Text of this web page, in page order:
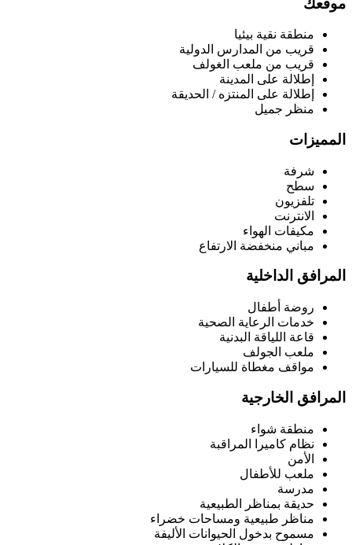
منطقة نقية بيئيا
قريب من المدارس الدولية
قريب من ملعب الغولف
إطلالة على المدينة
إطلالة على المنتزه / الحديقة
منظر جميل
المميزات
شرفة
سطح
تلفزيون
الانترنت
مكيفات الهواء
مباني منخفضة الارتفاع
المرافق الداخلية
روضة أطفال
خدمات الرعاية الصحية
قاعة اللياقة البدنية
ملعب الجولف
مواقف مغطاة للسيارات
المرافق الخارجية
منطقة شواء
نظام كاميرا المراقبة
الأمن
ملعب للأطفال
مدرسة
حديقة بمناظر الطبيعية
مناظر طبيعية ومساحات خضراء
مسموح بدخول الحيوانات الأليفة